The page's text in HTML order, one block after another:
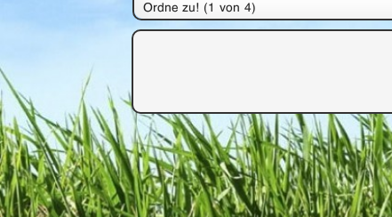
Ordne zu! (1 von 4)